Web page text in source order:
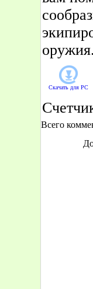
Скачать для PC
Всего